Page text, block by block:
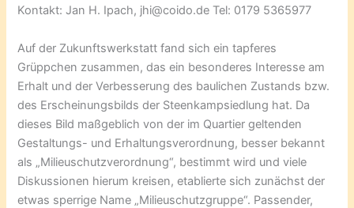
Kontakt: Jan H. Ipach, jhi@coido.de Tel: 0179 5365977
Auf der Zukunftswerkstatt fand sich ein tapferes
Grüppchen zusammen, das ein besonderes Interesse am
Erhalt und der Verbesserung des baulichen Zustands bzw.
des Erscheinungsbilds der Steenkampsiedlung hat. Da
dieses Bild maßgeblich von der im Quartier geltenden
Gestaltungs- und Erhaltungsverordnung, besser bekannt
als „Milieuschutzverordnung“, bestimmt wird und viele
Diskussionen hierum kreisen, etablierte sich zunächst der
etwas sperrige Name „Milieuschutzgruppe“. Passender,